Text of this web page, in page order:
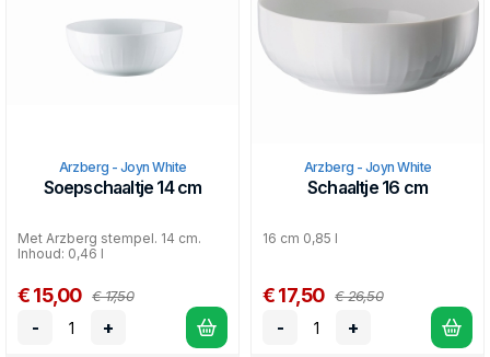
Arzberg - Joyn White
Soepschaaltje 14 cm
Met Arzberg stempel. 14 cm.
Inhoud: 0,46 l
€ 15,00 € 17,50
- +
Arzberg - Joyn White
Schaaltje 16 cm
16 cm 0,85 l
€ 17,50 € 26,50
- +